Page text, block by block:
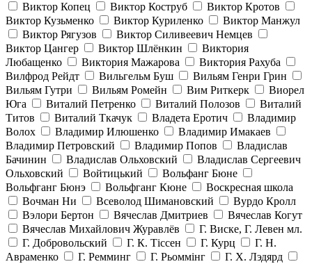
Виктор Копец
Виктор Коструб
Виктор Кротов
Виктор Кузьменко
Виктор Куриленко
Виктор Манжул
Виктор Рягузов
Виктор Силивеевич Немцев
Виктор Цангер
Виктор Шлёнкин
Виктория
Любащенко
Виктория Мажарова
Виктория Рахуба
Вилфрод Рейдт
Вильгельм Буш
Вильям Генри Грин
Вильям Гутри
Вильям Ромейн Вим Риткерк
Виорел
Юга
Виталий Петренко Виталий Полозов
Виталий
Титов
Виталий Ткачук Владета Еротич
Владимир
Волох
Владимир Илюшенко
Владимир Имакаев
Владимир Петровский
Владимир Попов
Владислав
Бачинин
Владислав Ольховский
Владислав Сергеевич
Ольховский
Войтицький
Вольфанг Бюне
Вольфганг Бюнэ
Вольфганг Кюне
Воскресная школа
Вочман Ни
Всеволод Шимановский
Вурдо Кролл
Вэлори Бертон
Вячеслав Дмитриев
Вячеслав Когут
Вячеслав Михайлович Журавлёв
Г. Виске, Г. Левен мл.
Г. Добровольский
Г. К. Тiссен Г. Курц
Г. Н.
Авраменко
Г. Ремминг Г. Рьоммінг
Г. Х. Лэдярд